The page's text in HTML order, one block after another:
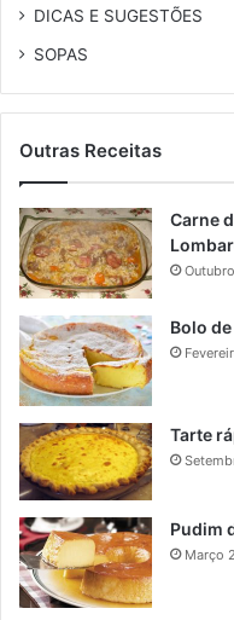
DICAS E SUGESTÕES
SOPAS
Outras Receitas
Carne
Bolo
Tarte
Pudim
Março